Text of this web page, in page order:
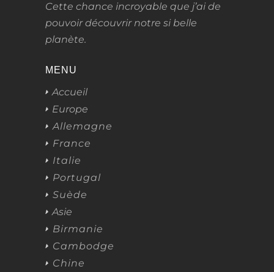
Cette chance incroyable que j’ai de
pouvoir découvrir notre si belle
planète.
MENU
Accueil
Europe
Allemagne
France
Italie
Portugal
Suède
Asie
Birmanie
Cambodge
Chine